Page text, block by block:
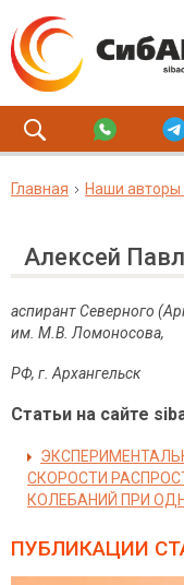
Главная Наши авторы
Алексей
аспирант Северного
им. М В Ломоносова,
РФ, г. Архангельск
Статьи на сайте
СКОРОСТИ
КОЛЕБАНИЙ ПРИ
ПУБЛИКАЦИИ